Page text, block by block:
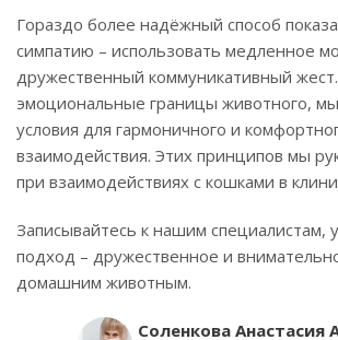
Гораздо более надёжный способ
симпатию – использовать медленное
дружественный коммуникативный
эмоциональные границы животного,
условия для гармоничного и
взаимодействия. Этих принципов мы
при взаимодействиях с кошками в
Записывайтесь к нашим специалистам,
подход – дружественное и
домашним животным.
Соленкова Анастасия